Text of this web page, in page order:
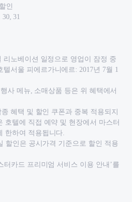
인
31
리노베이션 일정으로 영업이 잠정 중
서울 피에르가니에르: 2017년 7월 1
사 메뉴, 소매상품 등은 위 혜택에서
혜택 및 할인 쿠폰과 중복 적용되지
호텔에 직접 예약 및 현장에서 마스터
한하여 적용됩니다.
할인은 공시가격 기준으로 할인 적용
터카드 프리미엄 서비스 이용 안내’를